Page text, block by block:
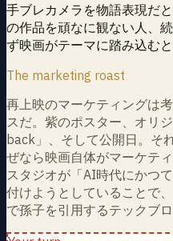
手ブレカメラを物語表現だ
の作品を頑なに観ない人、
ず映画がテーマに踏み込むと
The marketing roast
再上映のマーケティングは
スだ。紫のポスター、オリ
back」、そして公開日。そ
ぜなら映画自体がマーケテ
スタジオが「AI時代にかつ
付けようとしていることで
で孫子を引用するテックブロ